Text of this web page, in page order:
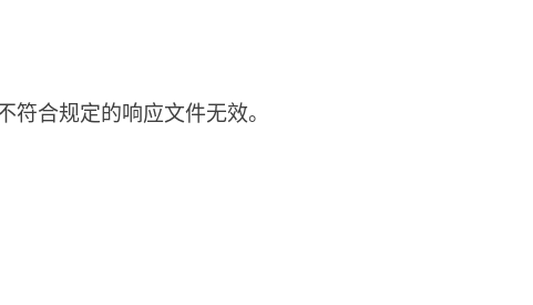
符合规定的响应文件无效。